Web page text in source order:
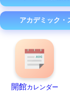
アカデミック・
開館カレンダー